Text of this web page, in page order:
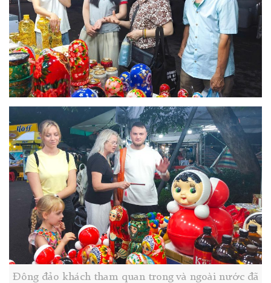
Đông đảo khách tham quan trong và ngoài nước đã